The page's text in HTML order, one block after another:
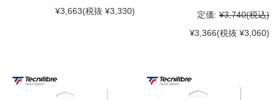
¥3,663(税抜 ¥3,330) 定価: ¥3,740(税込)
¥3,366(税抜 ¥3,060)